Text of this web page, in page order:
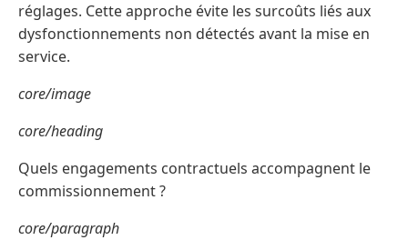
réglages. Cette approche évite les surcoûts liés aux
dysfonctionnements non détectés avant la mise en
service.
core/image
core/heading
Quels engagements contractuels accompagnent le
commissionnement ?
core/paragraph